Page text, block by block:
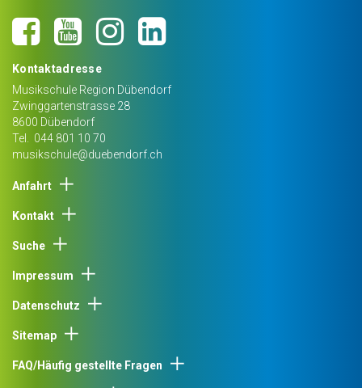
Kontaktadresse
Musikschule Region Dübendorf
Zwinggartenstrasse 28
8600 Dübendorf
Tel.
044 801 10 70
musikschule@duebendorf.ch
Anfahrt
Kontakt
Suche
Impressum
Datenschutz
Sitemap
FAQ/Häufig gestellte Fragen